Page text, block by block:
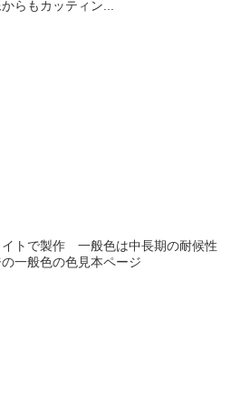
らもカッティン...
イトで製作 一般色は中長期の耐候性
一般色の色見本ページ